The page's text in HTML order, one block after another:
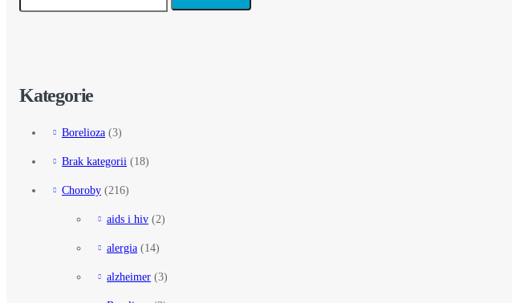
Kategorie
Borelioza (3)
Brak kategorii (18)
Choroby (216)
aids i hiv (2)
alergia (14)
alzheimer (3)